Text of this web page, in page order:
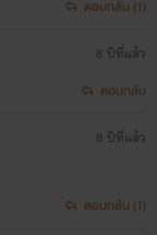
ตอบกลับ (1)
8 ปีที่แล้ว
ตอบกลับ
8 ปีที่แล้ว
ตอบกลับ (1)